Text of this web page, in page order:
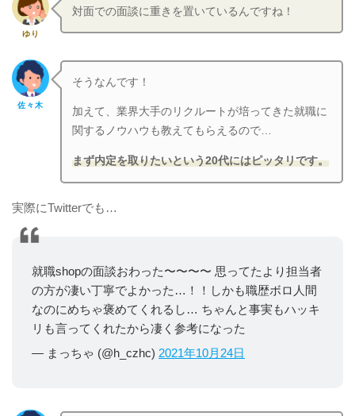
ゆり
対面での面談に重きを置いているんですね！
佐々木
そうなんです！
加えて、業界大手のリクルートが培ってきた就職に
関するノウハウも教えてもらえるので…
まず内定を取りたいという20代にはピッタリです。
実際にTwitterでも…
就職shopの面談おわった〜〜〜〜 思ってたより担当者
の方が凄い丁寧でよかった…！！しかも職歴ボロ人間
なのにめちゃ褒めてくれるし… ちゃんと事実もハッキ
リも言ってくれたから凄く参考になった
— まっちゃ (@h_czhc) 2021年10月24日